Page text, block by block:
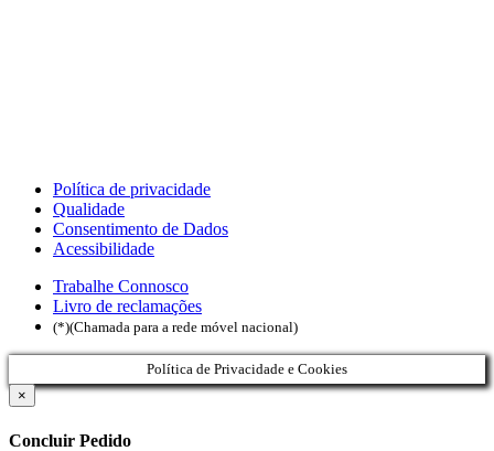
Política de privacidade
Qualidade
Consentimento de Dados
Acessibilidade
Trabalhe Connosco
Livro de reclamações
(*)(Chamada para a rede móvel nacional)
Política de Privacidade e Cookies
×
Concluir Pedido